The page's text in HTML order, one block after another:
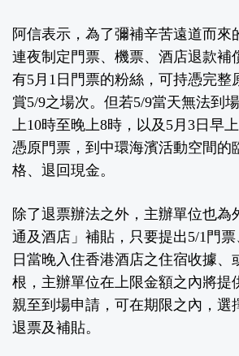
阿信表示，為了彌補辛苦遠道而來
連夜制定門票、機票、酒店退款補
有5月1日門票的粉絲，可持憑完整
賞5/9之場次。但若5/9當天無法到
上10時至晚上8時，以及5月3日早
憑原門票，到中環海濱活動空間的
格、退回現金。
除了退票辦法之外，主辦單位也為
通及酒店」補貼，只要提出5/1門票
日當晚入住香港酒店之住宿收據、
根，主辦單位在上限金額之內將提
親至到場申請，可在期限之內，選
退票及補貼。